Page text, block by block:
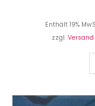
Enthält 19%
zzgl. Versand